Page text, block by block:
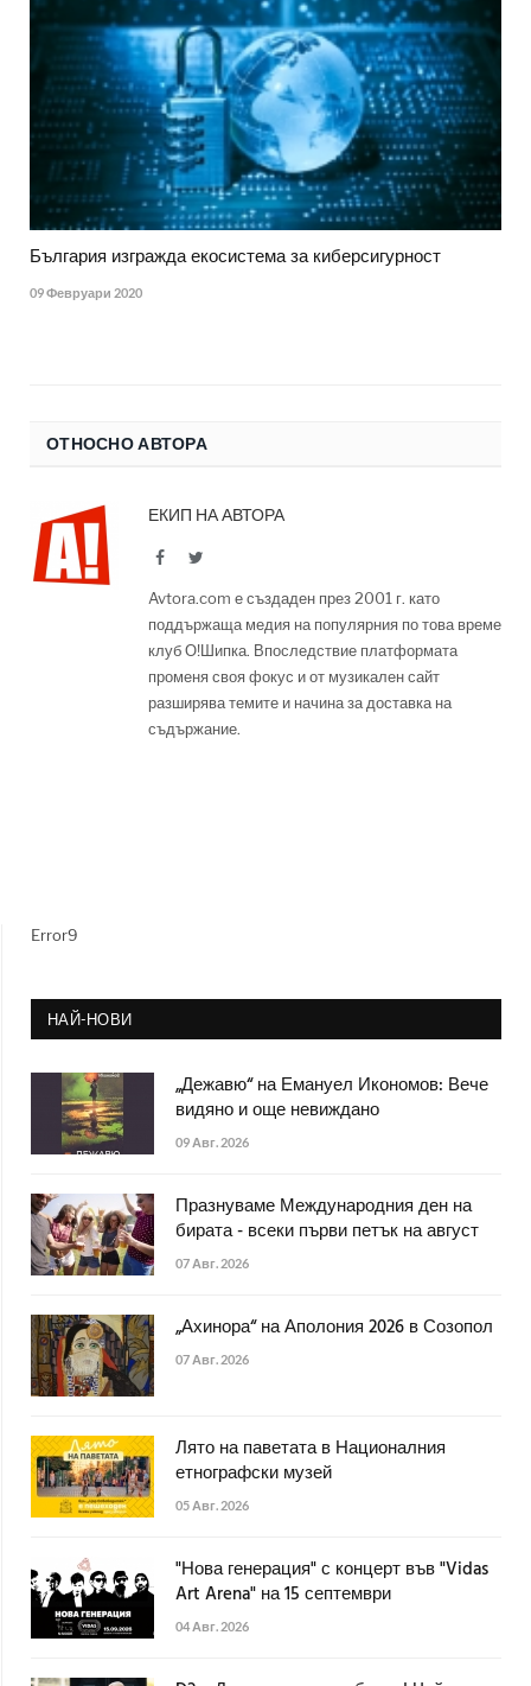
България изгражда екосистема за киберсигурност
09 Февруари 2020
ОТНОСНО АВТОРА
ЕКИП НА АВТОРА
FacebookTwitter
Avtora.com е създаден през 2001 г. като
поддържаща медия на популярния по това време
клуб О!Шипка. Впоследствие платформата
променя своя фокус и от музикален сайт
разширява темите и начина за доставка на
съдържание.
Error9
НАЙ-НОВИ
„Дежавю“ на Емануел Икономов: Вече
видяно и още невиждано
09 Авг. 2026
Празнуваме Международния ден на
бирата - всеки първи петък на август
07 Авг. 2026
„Ахинора“ на Аполония 2026 в Созопол
07 Авг. 2026
Лято на паветата в Националния
етнографски музей
05 Авг. 2026
"Нова генерация" с концерт във "Vidas
Art Arena" на 15 септември
04 Авг. 2026